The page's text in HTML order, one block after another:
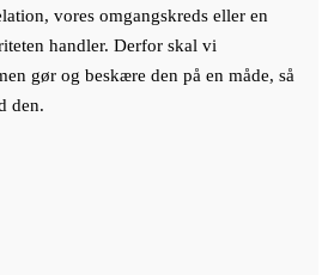
vores omgangskreds eller en
handler. Derfor skal vi
gør og beskære den på en måde, så
den.